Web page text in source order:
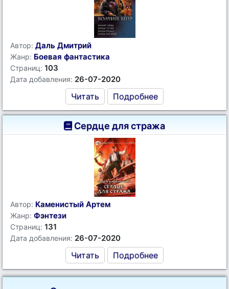
Автор: Даль Дмитрий
Жанр: Боевая фантастика
Страниц: 103
Дата добавления: 26-07-2020
Читать Подробнее
Сердце для стража
Автор: Каменистый Артем
Жанр: Фэнтези
Страниц: 131
Дата добавления: 26-07-2020
Читать Подробнее